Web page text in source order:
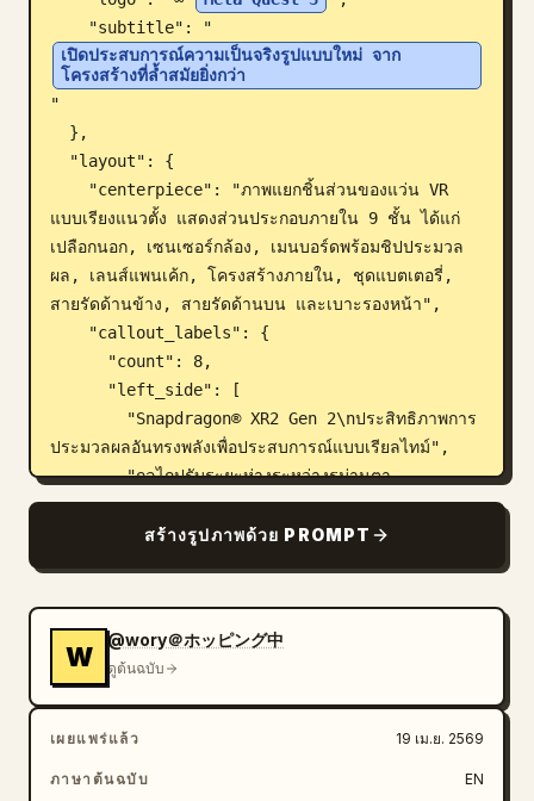
    "subtitle": "
เปิดประสบการณ์ความเป็นจริงรูปแบบใหม่ จาก
โครงสร้างที่ล้ำสมัยยิ่งกว่า
"
แบบเรียงแนวตั้ง แสดงส่วนประกอบภายใน 9 ชั้น ได้แก่
เปลือกนอก, เซนเซอร์กล้อง, เมนบอร์ดพร้อมชิปประมวล
ผล, เลนส์แพนเค้ก, โครงสร้างภายใน, ชุดแบตเตอรี่,
สายรัดด้านข้าง, สายรัดด้านบน และเบาะรองหน้า",
ประมวลผลอันทรงพลังเพื่อประสบการณ์แบบเรียลไทม์",
        "กลไกปรับระยะห่างระหว่างรูม่านตา
(IPD)\nมอบความพอดีที่สะดวกสบายสำหรับผู้ใช้ทุกคน",
        "แผงหน้าปัด (Faceplate)\nดีไซน์ที่โฉบเฉี่ยว
พร้อมการกระจายน้ำหนักที่สมดุล",
        "กล้องติดตามตำแหน่ง\nความแม่นยำสูงในการ
ติดตามตำแหน่งและการรับรู้สภาพแวดล้อม",
และภาพที่คมชัด",
สร้างรูปภาพด้วย PROMPT
W
@wory＠ホッピング中
ดูต้นฉบับ
เผยแพร่แล้ว 19 เม.ย. 2569
ภาษาต้นฉบับ EN